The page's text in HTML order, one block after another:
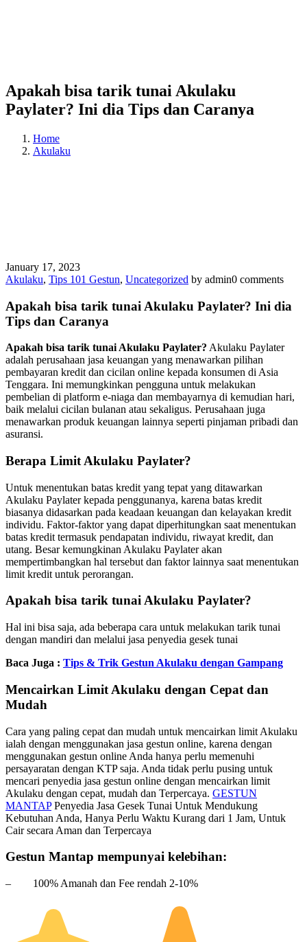
Apakah bisa tarik tunai Akulaku
Paylater? Ini dia Tips dan Caranya
Home
Akulaku
January 17, 2023
Akulaku, Tips 101 Gestun, Uncategorized by admin0 comments
Apakah bisa tarik tunai Akulaku Paylater? Ini dia
Tips dan Caranya
Apakah bisa tarik tunai Akulaku Paylater? Akulaku Paylater
adalah perusahaan jasa keuangan yang menawarkan pilihan
pembayaran kredit dan cicilan online kepada konsumen di Asia
Tenggara. Ini memungkinkan pengguna untuk melakukan
pembelian di platform e-niaga dan membayarnya di kemudian hari,
baik melalui cicilan bulanan atau sekaligus. Perusahaan juga
menawarkan produk keuangan lainnya seperti pinjaman pribadi dan
asuransi.
Berapa Limit Akulaku Paylater?
Untuk menentukan batas kredit yang tepat yang ditawarkan
Akulaku Paylater kepada penggunanya, karena batas kredit
biasanya didasarkan pada keadaan keuangan dan kelayakan kredit
individu. Faktor-faktor yang dapat diperhitungkan saat menentukan
batas kredit termasuk pendapatan individu, riwayat kredit, dan
utang. Besar kemungkinan Akulaku Paylater akan
mempertimbangkan hal tersebut dan faktor lainnya saat menentukan
limit kredit untuk perorangan.
Apakah bisa tarik tunai Akulaku Paylater?
Hal ini bisa saja, ada beberapa cara untuk melakukan tarik tunai
dengan mandiri dan melalui jasa penyedia gesek tunai
Baca Juga : Tips & Trik Gestun Akulaku dengan Gampang
Mencairkan Limit Akulaku dengan Cepat dan
Mudah
Cara yang paling cepat dan mudah untuk mencairkan limit Akulaku
ialah dengan menggunakan jasa gestun online, karena dengan
menggunakan gestun online Anda hanya perlu memenuhi
persayaratan dengan KTP saja. Anda tidak perlu pusing untuk
mencari penyedia jasa gestun online dengan mencairkan limit
Akulaku dengan cepat, mudah dan Terpercaya. GESTUN
MANTAPPenyedia Jasa Gesek Tunai Untuk Mendukung
Kebutuhan Anda, Hanya Perlu Waktu Kurang dari 1 Jam, Untuk
Cair secara Aman dan Terpercaya
Gestun Mantap mempunyai kelebihan:
– 100% Amanah dan Fee rendah 2-10%